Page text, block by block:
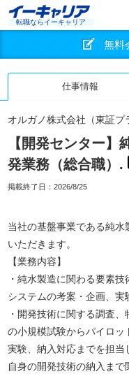
転職ならイーキャリア
無料
仕事情報
オルガノ株式会社（東証プ
【開発センター】
発業務（総合職）.
掲載終了日： 2026/8/25
当社の基盤事業である純
いただきます。
【業務内容】
・純水製造に関わる要素
システムの考案・企画、
・開発技術に関する調査
の小規模試験からパイロ
実験、納入対応までを担当
自身の開発技術の納入ま